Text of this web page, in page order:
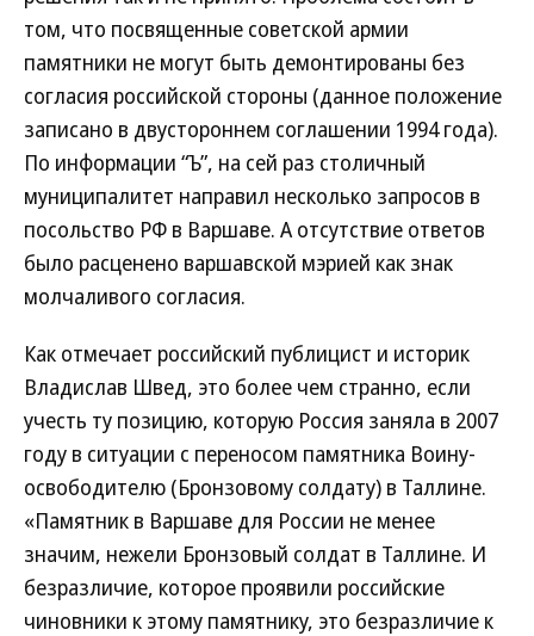
том, что посвященные советской армии
памятники не могут быть демонтированы без
согласия российской стороны (данное положение
записано в двустороннем соглашении 1994 года).
По информации “Ъ”, на сей раз столичный
муниципалитет направил несколько запросов в
посольство РФ в Варшаве. А отсутствие ответов
было расценено варшавской мэрией как знак
молчаливого согласия.
Как отмечает российский публицист и историк
Владислав Швед, это более чем странно, если
учесть ту позицию, которую Россия заняла в 2007
году в ситуации с переносом памятника Воину-
освободителю (Бронзовому солдату) в Таллине.
«Памятник в Варшаве для России не менее
значим, нежели Бронзовый солдат в Таллине. И
безразличие, которое проявили российские
чиновники к этому памятнику, это безразличие к